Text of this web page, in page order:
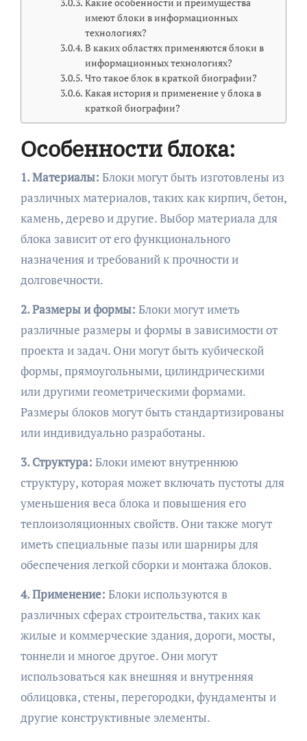
имеют блоки в информационных
технологиях?
В каких областях применяются блоки в
информационных технологиях?
Что такое блок в краткой биографии?
Какая история и применение у блока в
краткой биографии?
Особенности блока:
1. Материалы: Блоки могут быть изготовлены из
различных материалов, таких как кирпич, бетон,
камень, дерево и другие. Выбор материала для
блока зависит от его функционального
назначения и требований к прочности и
долговечности.
2. Размеры и формы: Блоки могут иметь
различные размеры и формы в зависимости от
проекта и задач. Они могут быть кубической
формы, прямоугольными, цилиндрическими
или другими геометрическими формами.
Размеры блоков могут быть стандартизированы
или индивидуально разработаны.
3. Структура: Блоки имеют внутреннюю
структуру, которая может включать пустоты для
уменьшения веса блока и повышения его
теплоизоляционных свойств. Они также могут
иметь специальные пазы или шарниры для
обеспечения легкой сборки и монтажа блоков.
4. Применение: Блоки используются в
различных сферах строительства, таких как
жилые и коммерческие здания, дороги, мосты,
тоннели и многое другое. Они могут
использоваться как внешняя и внутренняя
облицовка, стены, перегородки, фундаменты и
другие конструктивные элементы.